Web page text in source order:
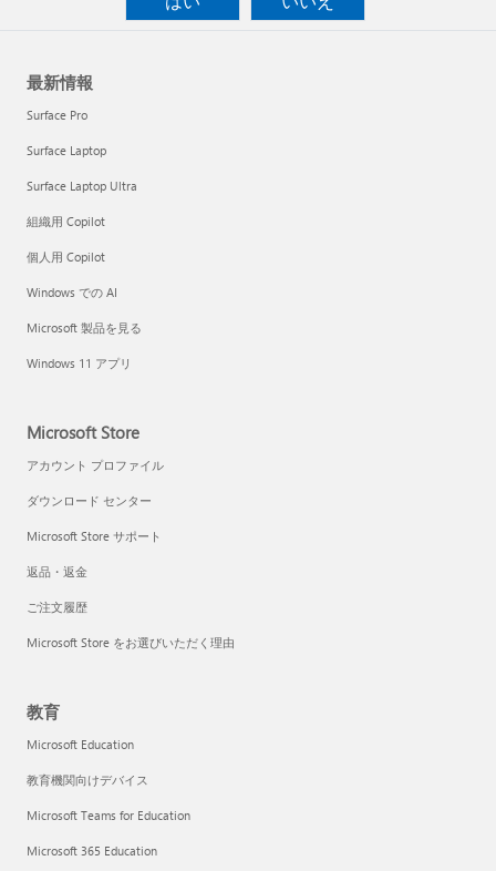
最新情報
Surface Pro
Surface Laptop
Surface Laptop Ultra
組織用 Copilot
個人用 Copilot
Windows での AI
Microsoft 製品を見る
Windows 11 アプリ
Microsoft Store
アカウント プロファイル
ダウンロード センター
Microsoft Store サポート
返品・返金
ご注文履歴
Microsoft Store をお選びいただく理由
教育
Microsoft Education
教育機関向けデバイス
Microsoft Teams for Education
Microsoft 365 Education